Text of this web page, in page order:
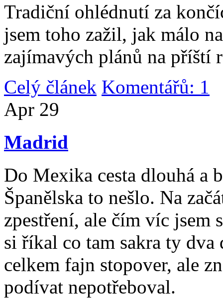
Tradiční ohlédnutí za
jsem toho zažil, jak málo
zajímavých plánů na příští
Celý článek Komentářů: 1
Apr 29
Madrid
Do Mexika cesta dlouhá a
Španělska to nešlo. Na
zpestření, ale čím víc jsem
si říkal co tam sakra ty
celkem fajn stopover, ale
podívat nepotřeboval.